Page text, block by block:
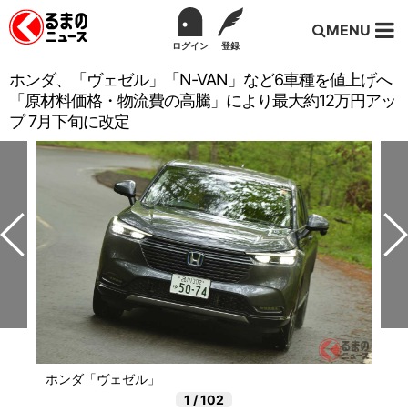
ログイン 登録
MENU
ホンダ、「ヴェゼル」「N-VAN」など6車種を値上げへ
「原材料価格・物流費の高騰」により最大約12万円アッ
プ 7月下旬に改定
ホンダ「ヴェゼル」
1 /102